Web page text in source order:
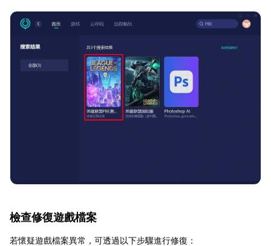
檢查修復遊戲檔案
若懷疑遊戲檔案異常，可透過以下步驟進行修復：